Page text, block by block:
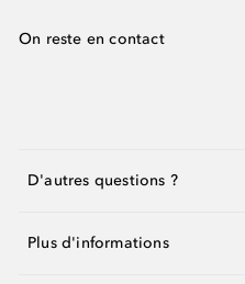
On reste en contact
D'autres questions ?
Plus d'informations